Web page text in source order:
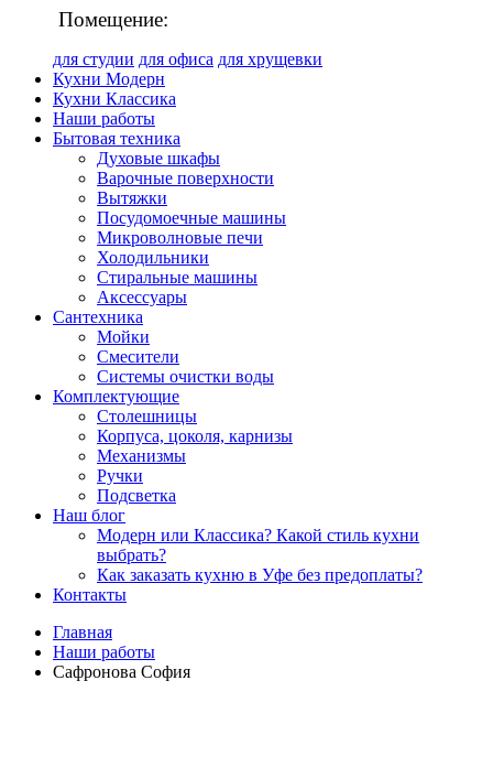
Помещение:
для студии для офиса для хрущевки
Кухни Модерн
Кухни Классика
Наши работы
Бытовая техника
Духовые шкафы
Варочные поверхности
Вытяжки
Посудомоечные машины
Микроволновые печи
Холодильники
Стиральные машины
Аксессуары
Сантехника
Мойки
Смесители
Системы очистки воды
Комплектующие
Столешницы
Корпуса, цоколя, карнизы
Механизмы
Ручки
Подсветка
Наш блог
Модерн или Классика? Какой стиль кухни
выбрать?
Как заказать кухню в Уфе без предоплаты?
Контакты
Главная
Наши работы
Сафронова София